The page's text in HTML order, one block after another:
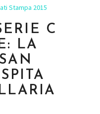
Stampa 2015
C
LA